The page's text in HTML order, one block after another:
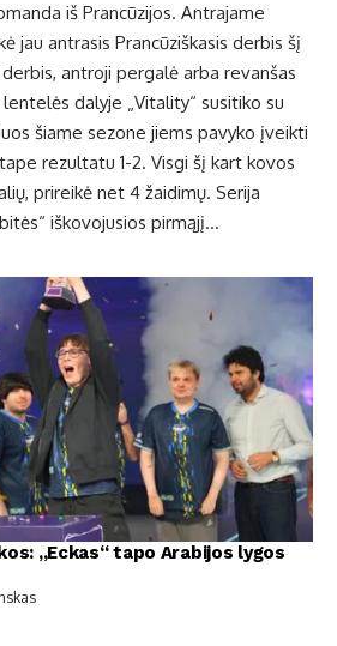
iš Prancūzijos. Antrajame
jau antrasis Prancūziškasis derbis šį
antroji pergalė arba revanšas
dalyje „Vitality“ susitiko su
šiame sezone jiems pavyko įveikti
rezultatu 1-2. Visgi šį kart kovos
prireikė net 4 žaidimų. Serija
iškovojusios pirmąjį…
„Eckas“ tapo Arabijos lygos